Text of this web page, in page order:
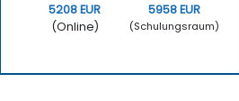
5208 EUR
(Online)
5958 EUR
(Schulungsraum)